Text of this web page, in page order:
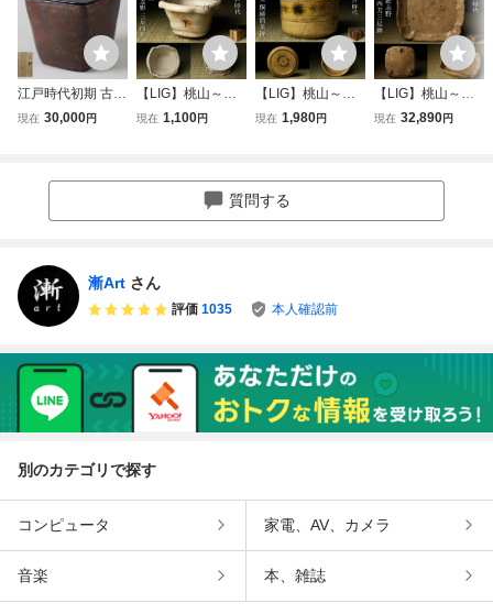
江戸時代初期 古備
前 四方水指 桂又
現在 30,000円
【LIG】桃山～江
戸時代 古志野 絵
入 数奇者収蔵品2
現在 1,100円
【LIG】桃山～江
戸時代 黄瀬戸 彫
美術品 数奇者収蔵
品2607.792
現在 1,980円
【LIG】桃山～江
戸時代 古志野 絵
現在 32,890円
質問する
漸Art さん
評価 1035 本人確認前
別のカテゴリで探す
コンピュータ 家電、AV、カメラ
音楽 本、雑誌